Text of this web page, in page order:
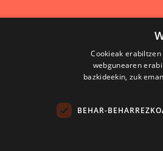
Cookieak
webgunearen
bazkideekin, zuk
BEHAR-